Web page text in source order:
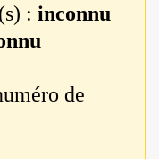
:inconnu
de